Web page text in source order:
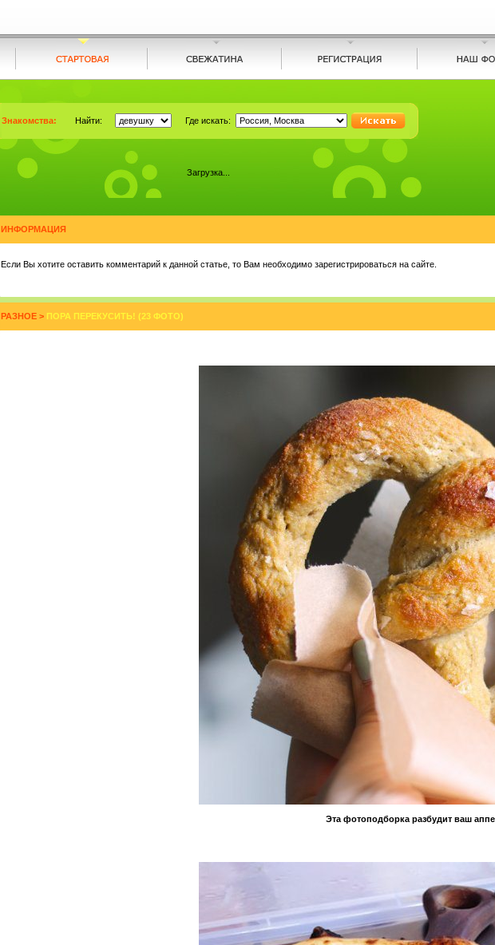
Знакомства: Найти: Где искать:
Загрузка...
ИНФОРМАЦИЯ
Eсли Вы хотите оставить комментарий к данной статье, то Вам необходимо зарегистрироваться на сайте.
РАЗНОЕ > ПОРА ПЕРЕКУСИТЬ! (23 ФОТО)
Эта фотоподборка разбудит ваш